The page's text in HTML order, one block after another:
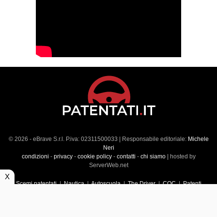
© 2026 - eBrave S.r.l. P.iva: 02311500033 | Responsabile editoriale: Michele
Neri
condizioni - privacy- cookie policy- contatti - chi siamo| hosted by
ServerWeb.net
Scemi patentati|Nautica|Autoscuola|The Driver|CQC|Patenti
X